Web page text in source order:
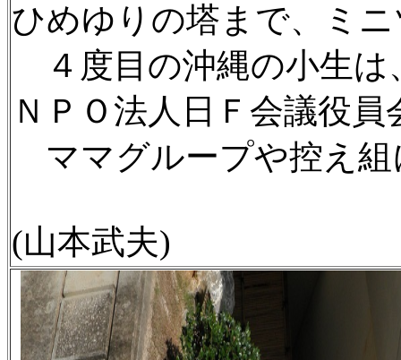
ひめゆりの塔まで、ミ
４度目の沖縄の小生は
ＮＰＯ法人日Ｆ会議役
ママグループや控え組
(山本武夫)